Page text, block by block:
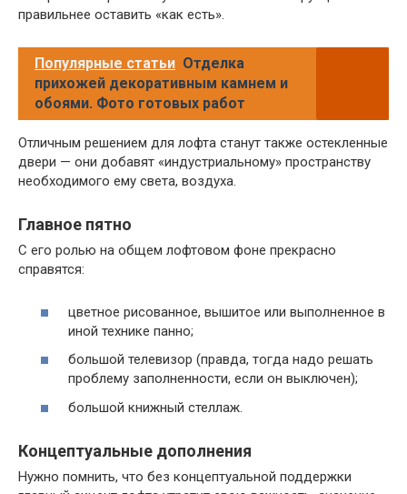
правильнее оставить «как есть».
Популярные статьи Отделка
прихожей декоративным камнем и
обоями. Фото готовых работ
Отличным решением для лофта станут также остекленные
двери — они добавят «индустриальному» пространству
необходимого ему света, воздуха.
Главное пятно
С его ролью на общем лофтовом фоне прекрасно
справятся:
цветное рисованное, вышитое или выполненное в
иной технике панно;
большой телевизор (правда, тогда надо решать
проблему заполненности, если он выключен);
большой книжный стеллаж.
Концептуальные дополнения
Нужно помнить, что без концептуальной поддержки